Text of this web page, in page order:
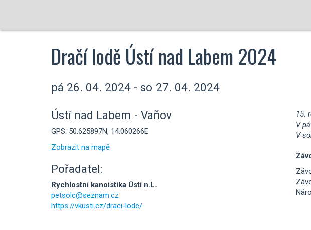
Dračí lodě Ústí nad Labem 2024
pá 26. 04. 2024 - so 27. 04. 2024
Ústí nad Labem - Vaňov
GPS: 50.625897N, 14.060266E
Zobrazit na mapě
Pořadatel:
Rychlostní kanoistika Ústí n.L.
petsolc@seznam.cz
https://vkusti.cz/draci-lode/
15.
V
V